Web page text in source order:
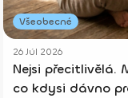
Všeobecné
26 Júl 2026
Nejsi přecitlivělá.
co kdysi dávno